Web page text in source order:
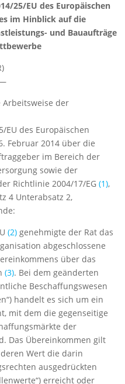
25/EU des Europäischen
im Hinblick auf die
und Bauaufträge
—
der
EU des Europäischen
Februar 2014 über die
im Bereich der
sowie der
Richtlinie 2004/17/EG(1),
4 Unterabsatz 2,
(2) genehmigte der Rat das
abgeschlossene
über das
(3). Bei dem geänderten
Beschaffungswesen
handelt es sich um ein
mit dem die gegenseitige
der
Das Übereinkommen gilt
Wert die darin
ausgedrückten
erreicht oder